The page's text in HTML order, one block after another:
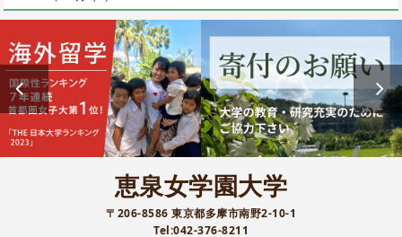
恵泉女学園大学
〒206-8586 東京都多摩市南野2-10-1
Tel:042-376-8211